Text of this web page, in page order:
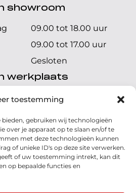
toestemming
gebruiken wij technologieën
over je apparaat op te slaan en/of te
met deze technologieën kunnen
of unieke ID's op deze site verwerken.
of uw toestemming intrekt, kan dit
op bepaalde functies en
showroom
09.00 tot 18.00 uur
09.00 tot 17.00 uur
Gesloten
werkplaats
08.00 tot 17.00 uur
Gesloten